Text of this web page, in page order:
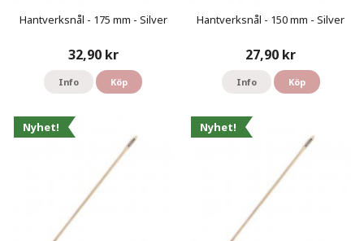
Hantverksnål - 175 mm - Silver
32,90 kr
Info Köp
Hantverksnål - 150 mm - Silver
27,90 kr
Info Köp
Nyhet! Nyhet!